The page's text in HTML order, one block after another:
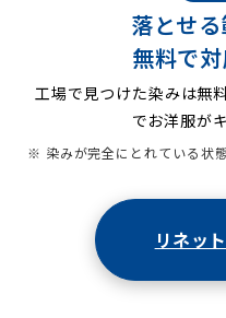
落とせ
無料で
工場で見つけた染みは無
でお洋服が
※ 染みが完全にとれている状
リネッ